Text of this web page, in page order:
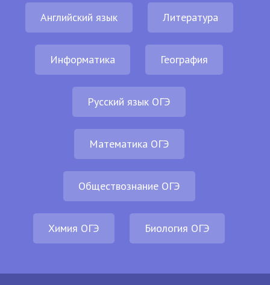
Английский язык Литература
Информатика География
Русский язык ОГЭ
Математика ОГЭ
Обществознание ОГЭ
Химия ОГЭ Биология ОГЭ